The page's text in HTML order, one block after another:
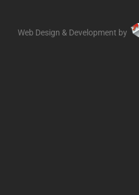
Web Design & Development by